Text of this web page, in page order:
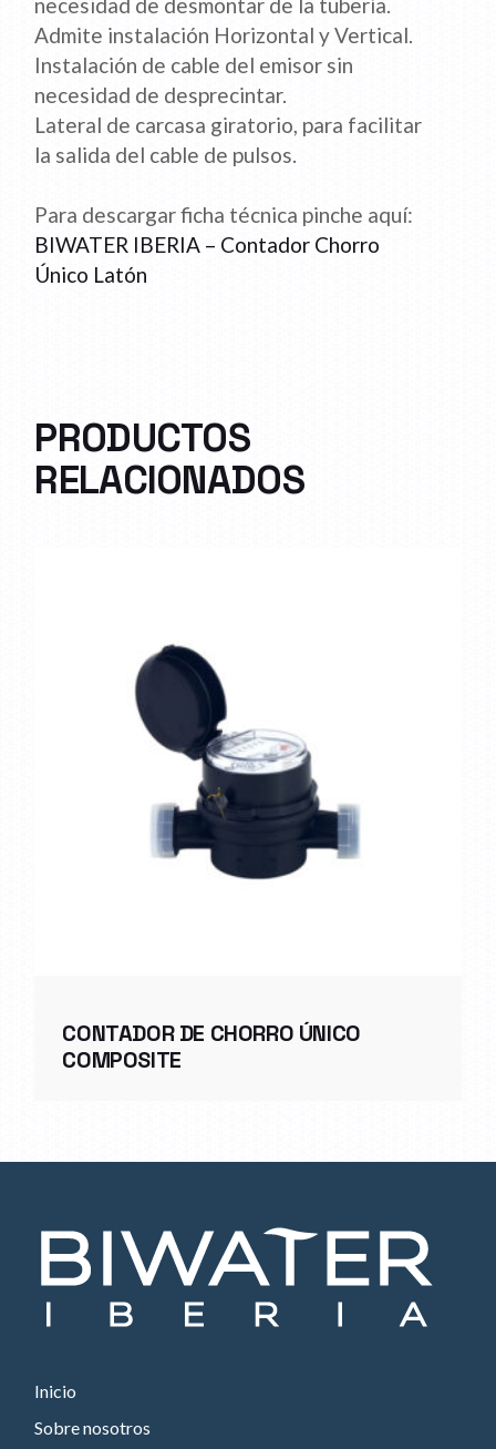
necesidad de desmontar de la tubería.
Admite instalación Horizontal y Vertical.
Instalación de cable del emisor sin
necesidad de desprecintar.
Lateral de carcasa giratorio, para facilitar
la salida del cable de pulsos.
Para descargar ficha técnica pinche aquí:
BIWATER IBERIA – Contador Chorro
Único Latón
PRODUCTOS
RELACIONADOS
CONTADOR DE CHORRO ÚNICO
COMPOSITE
Inicio
Sobre nosotros